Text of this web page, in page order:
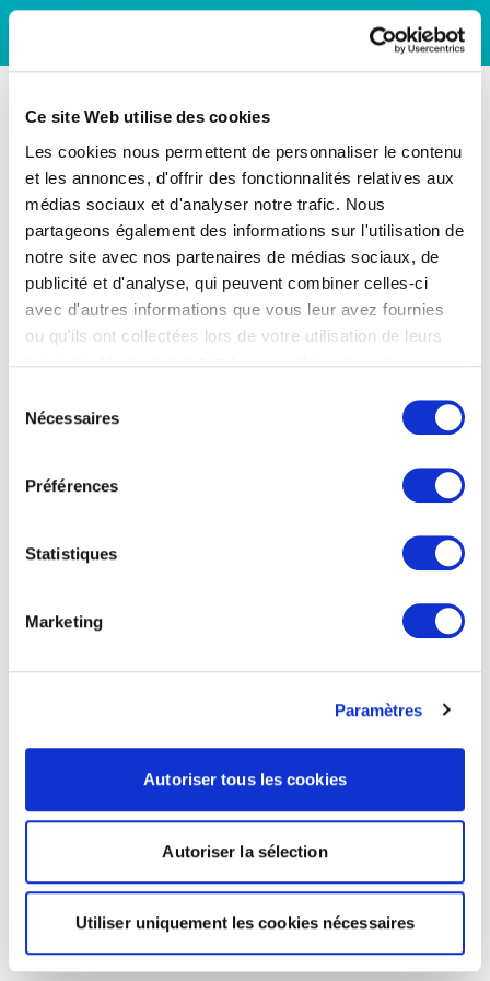
Ce site Web utilise des cookies
Les cookies nous permettent de personnaliser le contenu
et les annonces, d'offrir des fonctionnalités relatives aux
médias sociaux et d'analyser notre trafic. Nous
partageons également des informations sur l'utilisation de
notre site avec nos partenaires de médias sociaux, de
publicité et d'analyse, qui peuvent combiner celles-ci
avec d'autres informations que vous leur avez fournies
ou qu'ils ont collectées lors de votre utilisation de leurs
Nécessaires
Préférences
Statistiques
Marketing
Paramètres
Autoriser tous les cookies
Autoriser la sélection
Utiliser uniquement les cookies nécessaires